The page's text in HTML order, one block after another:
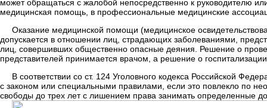
может обращаться с жалобой непосредственно к руководителю
медицинская помощь, в профессиональные медицинские
Оказание медицинской помощи (медицинское
допускается в отношении лиц, страдающих заболеваниями,
лиц, совершивших общественно опасные деяния. Решение о
представителей принимается врачом, а решение о
В соответствии со ст. 124 Уголовного кодекса Российской
с законом или специальными правилами, если это повлекло по
свободы до трех лет с лишением права занимать определенные